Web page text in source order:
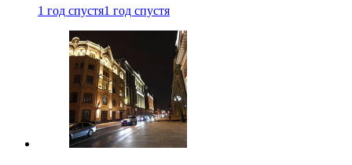
1 год спустя1 год спустя